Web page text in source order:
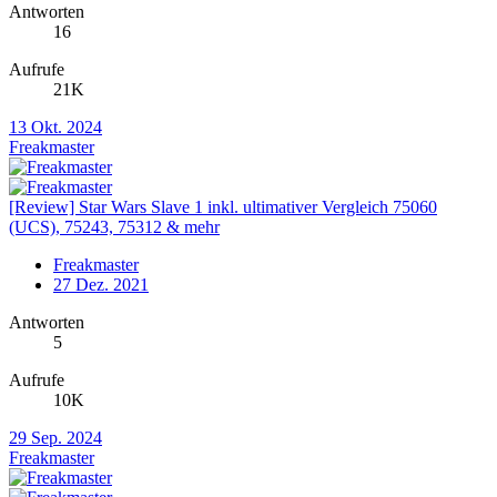
Antworten
16
Aufrufe
21K
13 Okt. 2024
Freakmaster
[Review] Star Wars Slave 1 inkl. ultimativer Vergleich 75060
(UCS), 75243, 75312 & mehr
Freakmaster
27 Dez. 2021
Antworten
5
Aufrufe
10K
29 Sep. 2024
Freakmaster